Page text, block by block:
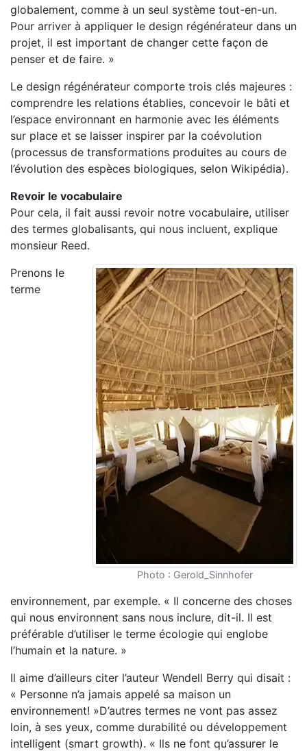
globalement, comme à un seul système tout-en-un.
Pour arriver à appliquer le design régénérateur dans un
projet, il est important de changer cette façon de
penser et de faire. »
Le design régénérateur comporte trois clés majeures :
comprendre les relations établies, concevoir le bâti et
l’espace environnant en harmonie avec les éléments
sur place et se laisser inspirer par la coévolution
(processus de transformations produites au cours de
l’évolution des espèces biologiques, selon Wikipédia).
Revoir le vocabulaire
Pour cela, il fait aussi revoir notre vocabulaire, utiliser
des termes globalisants, qui nous incluent, explique
monsieur Reed.
Photo : Gerold_Sinnhofer
Prenons le
terme
environnement, par exemple. « Il concerne des choses
qui nous environnent sans nous inclure, dit-il. Il est
préférable d’utiliser le terme écologie qui englobe
l’humain et la nature. »
Il aime d’ailleurs citer l’auteur Wendell Berry qui disait :
« Personne n’a jamais appelé sa maison un
environnement! »D’autres termes ne vont pas assez
loin, à ses yeux, comme durabilité ou développement
intelligent (smart growth). « Ils ne font qu’assurer le